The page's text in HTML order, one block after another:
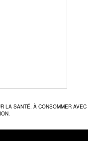
LA SANTÉ. À CONSOMMER AVEC